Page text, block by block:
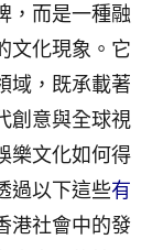
，而是一種融
文化現象。它
域，既承載著
創意與全球視
樂文化如何得
過以下這些有
港社會中的發